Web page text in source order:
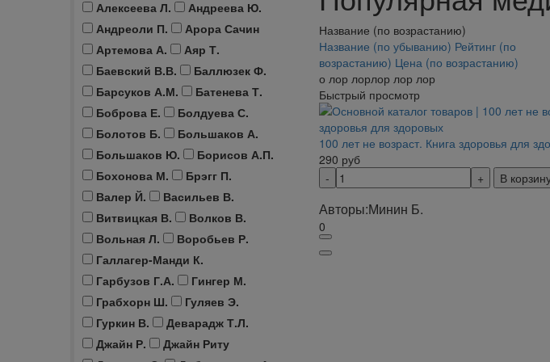
Алексеева Л.
Андреева Ю.
Андреоли П.
Арора Сачин
Артемова А.
Аяр Т.
Баевский В.В.
Баллюзек Ф.
Барсуков А.М.
Батенева Т.
Боброва Е.
Болдуева С.
Болотов Б.
Большаков А.
Большаков Ю.
Борисов А.П.
Бохонова М.
Брэгг П.
Валер Й.
Васильев В.
Витвицкая В.
Волков В.
Вольная Л.
Воробьев Р.
Галлагер-Манди К.
Гарбузов Г.А.
Гингер М.
Грабхорн Ш.
Гуляев Э.
Гуркин В.
Деварадж Т.Л.
Джайн Р.
Джайн Риту
Название (по возрастанию)
Название (по убыванию) Рейтинг (по
возрастанию) Цена (по возрастанию)
о лор лорлор лор лор
Быстрый просмотр
100 лет не возраст. Книга здоровья для
290 руб
В
Авторы:Минин Б.
0